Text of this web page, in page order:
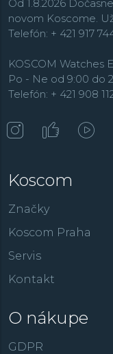
vysadené pravými
číselníky. Také
Od 1.8.2026
novom Koscome.
Telefón: + 421 917
KOSCOM Watches
Po - Ne od 9:00 do
Telefón: + 421 908
Koscom
Značky
Koscom Praha
Servis
Kontakt
O nákupe
GDPR